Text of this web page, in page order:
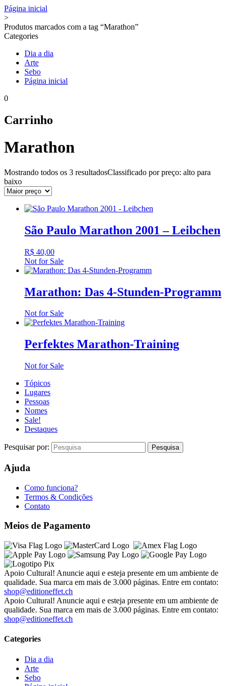
Página inicial
>
Produtos marcados com a tag “Marathon”
Categories
Dia a dia
Arte
Sebo
Página inicial
0
Carrinho
Marathon
Mostrando todos os 3 resultadosClassificado por preço: alto para
baixo
São Paulo Marathon 2001 – Leibchen
R$ 40,00
Not for Sale
Marathon: Das 4-Stunden-Programm
Not for Sale
Perfektes Marathon-Training
Not for Sale
Tópicos
Lugares
Pessoas
Nomes
Sale!
Destaques
Pesquisar por:
Ajuda
Como funciona?
Termos & Condições
Contato
Meios de Pagamento
Apoio Cultural! Anuncie aqui e esteja presente em um ambiente de
qualidade. Sua marca em mais de 3.000 páginas. Entre em contato:
shop@editioneffet.ch
Apoio Cultural! Anuncie aqui e esteja presente em um ambiente de
qualidade. Sua marca em mais de 3.000 páginas. Entre em contato:
shop@editioneffet.ch
Categories
Dia a dia
Arte
Sebo